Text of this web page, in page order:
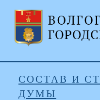
СОСТАВ И
ДУМЫ